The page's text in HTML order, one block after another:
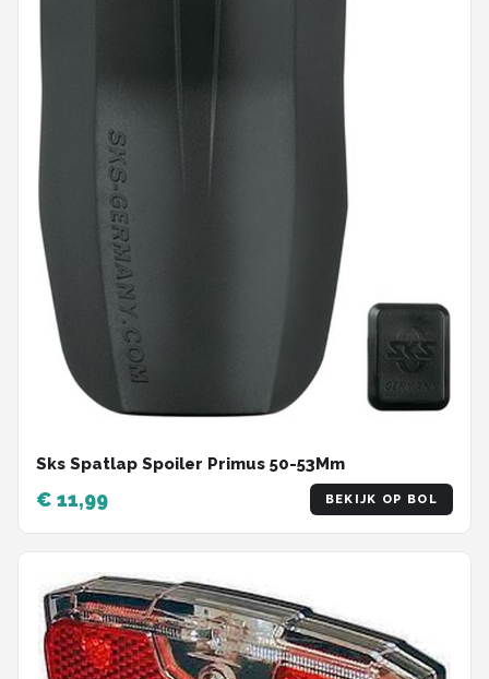
Sks Spatlap Spoiler Primus 50-53Mm
€ 11,99 BEKIJK OP BOL